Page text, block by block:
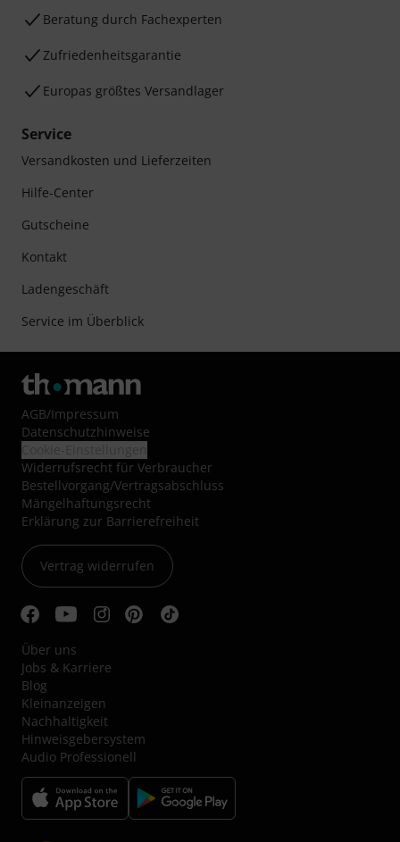
Beratung durch Fachexperten
Zufriedenheitsgarantie
Europas größtes Versandlager
Service
Versandkosten und Lieferzeiten
Hilfe-Center
Gutscheine
Kontakt
Ladengeschäft
Service im Überblick
AGB/Impressum
Datenschutzhinweise
Widerrufsrecht für Verbraucher
Bestellvorgang/Vertragsabschluss
Mängelhaftungsrecht
Erklärung zur Barrierefreiheit
Vertrag widerrufen
Über uns
Jobs & Karriere
Blog
Kleinanzeigen
Nachhaltigkeit
Hinweisgebersystem
Audio Professionell